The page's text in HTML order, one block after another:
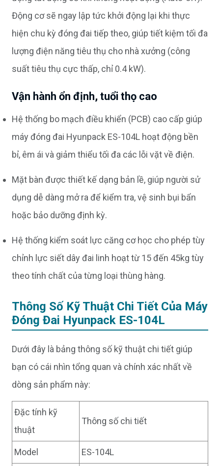
Động cơ sẽ ngay lập tức khởi động lại khi thực
hiện chu kỳ đóng đai tiếp theo, giúp tiết kiệm tối đa
lượng điện năng tiêu thụ cho nhà xưởng (công
suất tiêu thụ cực thấp, chỉ 0.4 kW).
Vận hành ổn định, tuổi thọ cao
Hệ thống bo mạch điều khiển (PCB) cao cấp giúp
máy đóng đai Hyunpack ES-104L hoạt động bền
bỉ, êm ái và giảm thiểu tối đa các lỗi vặt về điện.
Mặt bàn được thiết kế dạng bản lề, giúp người sử
dụng dễ dàng mở ra để kiểm tra, vệ sinh bụi bẩn
hoặc bảo dưỡng định kỳ.
Hệ thống kiểm soát lực căng cơ học cho phép tùy
chỉnh lực siết dây đai linh hoạt từ 15 đến 45kg tùy
theo tính chất của từng loại thùng hàng.
Thông Số Kỹ Thuật Chi Tiết Của Máy
Đóng Đai Hyunpack ES-104L
Dưới đây là bảng thông số kỹ thuật chi tiết giúp
bạn có cái nhìn tổng quan và chính xác nhất về
dòng sản phẩm này:
Đặc tính kỹ
thuật
Thông số chi tiết
Model ES-104L